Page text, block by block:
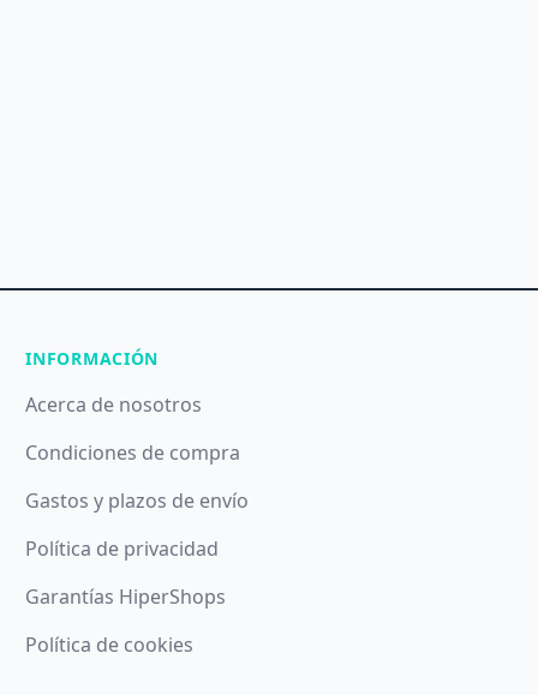
INFORMACIÓN
Acerca de nosotros
Condiciones de compra
Gastos y plazos de envío
Política de privacidad
Garantías HiperShops
Política de cookies